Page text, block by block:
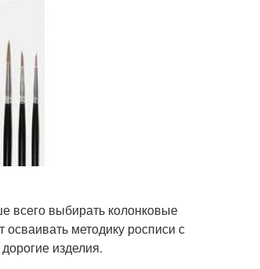
всего выбирать колонковые
методику росписи с
изделия.